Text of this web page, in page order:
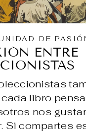
DE
ENTRE
libro
nos
Si compartes